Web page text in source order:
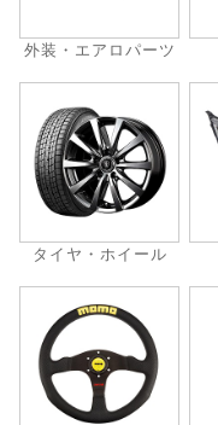
外装・エアロパーツ
タイヤ・ホイール